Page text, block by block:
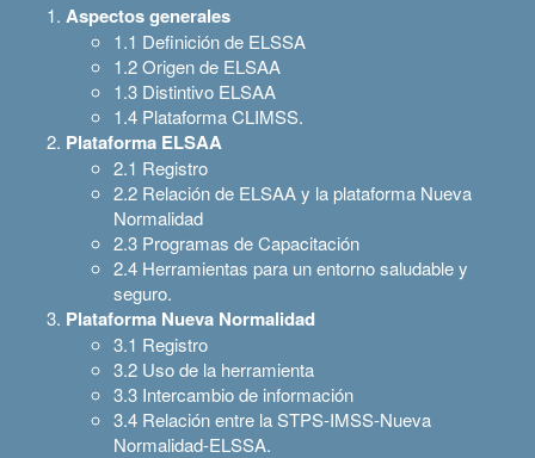
Aspectos generales
1.1 Definición de ELSSA
1.2 Origen de ELSAA
1.3 Distintivo ELSAA
1.4 Plataforma CLIMSS.
Plataforma ELSAA
2.1 Registro
2.2 Relación de ELSAA y la plataforma Nueva
Normalidad
2.3 Programas de Capacitación
2.4 Herramientas para un entorno saludable y
seguro.
Plataforma Nueva Normalidad
3.1 Registro
3.2 Uso de la herramienta
3.3 Intercambio de información
3.4 Relación entre la STPS-IMSS-Nueva
Normalidad-ELSSA.